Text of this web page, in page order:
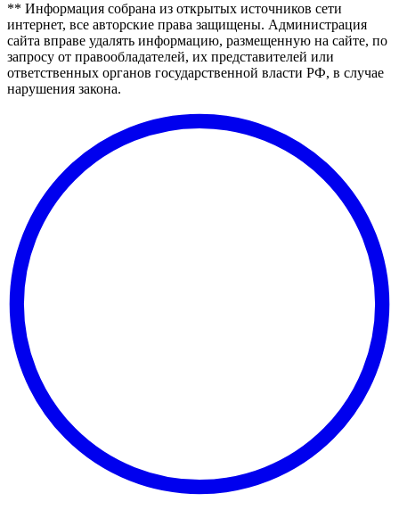
** Информация собрана из открытых источников сети
интернет, все авторские права защищены. Администрация
сайта вправе удалять информацию, размещенную на сайте, по
запросу от правообладателей, их представителей или
ответственных органов государственной власти РФ, в случае
нарушения закона.